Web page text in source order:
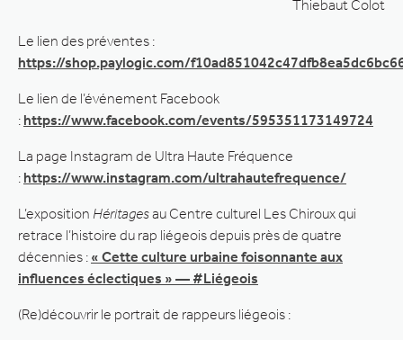
Thiebaut Colot
Le lien des préventes :
https://shop.paylogic.com/
Le lien de l’événement Facebook
: https://www.facebook.com/events/595351173149724
La page Instagram de Ultra Haute Fréquence
: https://www.instagram.com/ultrahautefrequence/
L’exposition Héritagesau Centre culturel Les Chiroux qui
retrace l’histoire du rap liégeois depuis près de quatre
décennies : « Cette culture urbaine foisonnante aux
influences éclectiques » — #Liégeois
(Re)découvrir le portrait de rappeurs liégeois :